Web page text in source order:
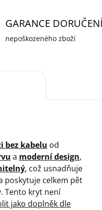
GARANCE DORUČENÍ
nepoškozeného zboží
bez kabelu od
a moderní design,
, což usnadňuje
poskytuje celkem pět
Tento kryt není
jako doplněk dle